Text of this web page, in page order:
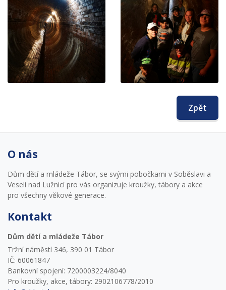
Zpět
O nás
Dům dětí a mládeže Tábor, se svými pobočkami v Soběslavi a
Veselí nad Lužnicí pro vás organizuje kroužky, tábory a akce
pro všechny věkové generace.
Kontakt
Dům dětí a mládeže Tábor
Tržní náměstí 346, 390 01 Tábor
IČ: 60061847
Bankovní spojení: 7200003224/8040
Pro kroužky, akce, tábory: 2902106778/2010